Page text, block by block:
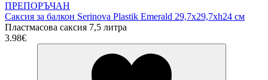
ПРЕПОРЪЧАН
Саксия за балкон Serinova Plastik Emerald 29,7x29,7xh24 см
Пластмасова саксия 7,5 литра
3.98€